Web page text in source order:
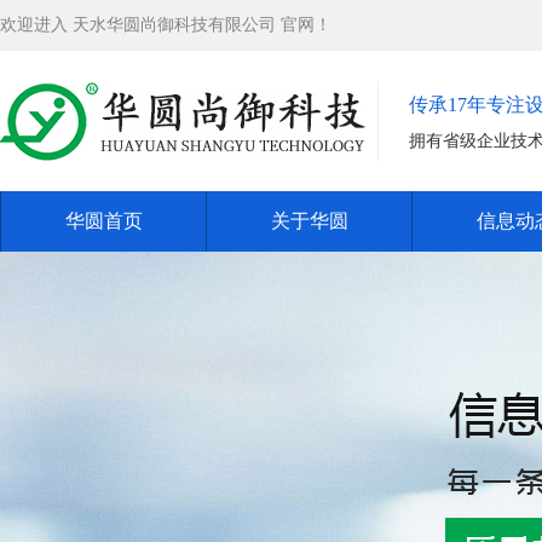
欢迎进入 天水华圆尚御科技有限公司 官网！
传承17年专注
拥有省级企业技
华圆首页 关于华圆 信息动